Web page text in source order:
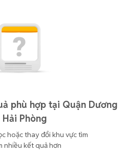
phù hợp tại Quận Dương
Hải Phòng
hoặc thay đổi khu vực tìm
nhiều kết quả hơn